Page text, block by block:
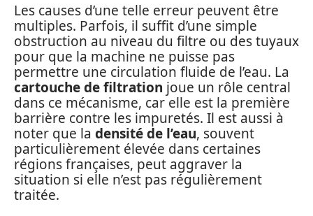
Les causes d’une telle erreur peuvent être
multiples. Parfois, il suffit d’une simple
obstruction au niveau du filtre ou des tuyaux
pour que la machine ne puisse pas
permettre une circulation fluide de l’eau. La
cartouche de filtration joue un rôle central
dans ce mécanisme, car elle est la première
barrière contre les impuretés. Il est aussi à
noter que la densité de l’eau, souvent
particulièrement élevée dans certaines
régions françaises, peut aggraver la
situation si elle n’est pas régulièrement
traitée.